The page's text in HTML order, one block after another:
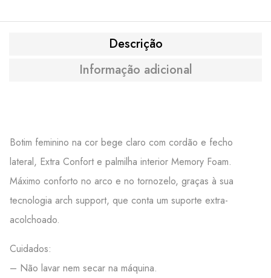
Descrição
Informação adicional
Botim feminino na cor bege claro com cordão e fecho
lateral, Extra Confort e palmilha interior Memory Foam.
Máximo conforto no arco e no tornozelo, graças à sua
tecnologia arch support, que conta um suporte extra-
acolchoado.
Cuidados:
– Não lavar nem secar na máquina.